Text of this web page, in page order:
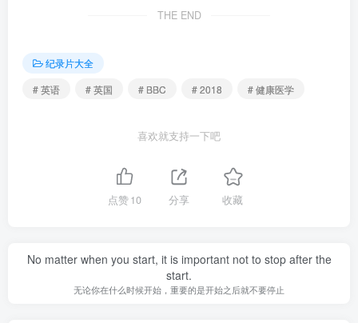
THE END
纪录片大全
# 英语
# 英国 # BBC # 2018 # 健康医学
喜欢就支持一下吧
点赞10 分享 收藏
No matter when you start, it is important not to stop after the
start.
无论你在什么时候开始，重要的是开始之后就不要停止